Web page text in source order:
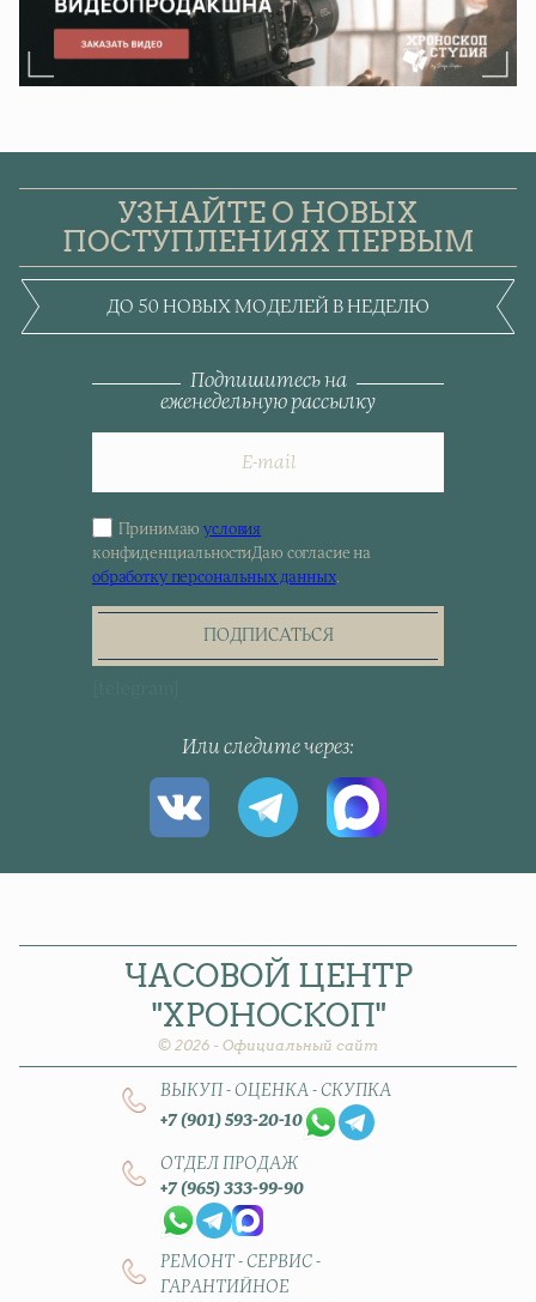
УЗНАЙТЕ О НОВЫХ
ПОСТУПЛЕНИЯХ ПЕРВЫМ
ДО 50 НОВЫХ МОДЕЛЕЙ В НЕДЕЛЮ
Подпишитесь на
еженедельную рассылку
Sign
up
for
the
Принимаюусловия
конфиденциальностиДаю согласие на
обработку персональных данных.
ПОДПИСАТЬСЯ
Или следите через
ЧАСОВОЙ ЦЕНТР
"ХРОНОСКОП"
© 2026 - Официальный сайт
ВЫКУП - ОЦЕНКА - СКУПКА
+7 (901) 593-20-10
ОТДЕЛ ПРОДАЖ
+7 (965) 333-99-90
РЕМОНТ - СЕРВИС -
ГАРАНТИЙНОЕ